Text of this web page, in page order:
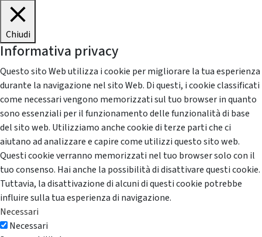
Chiudi
Informativa privacy
Questo sito Web utilizza i cookie per migliorare la tua esperienza
durante la navigazione nel sito Web. Di questi, i cookie classificati
come necessari vengono memorizzati sul tuo browser in quanto
sono essenziali per il funzionamento delle funzionalità di base
del sito web. Utilizziamo anche cookie di terze parti che ci
aiutano ad analizzare e capire come utilizzi questo sito web.
Questi cookie verranno memorizzati nel tuo browser solo con il
tuo consenso. Hai anche la possibilità di disattivare questi cookie.
Tuttavia, la disattivazione di alcuni di questi cookie potrebbe
influire sulla tua esperienza di navigazione.
Necessari
Necessari